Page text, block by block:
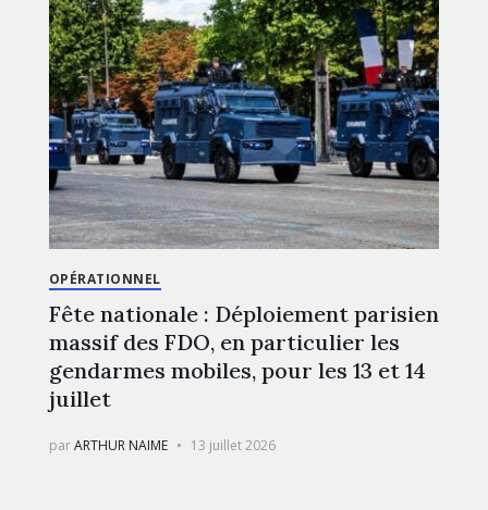
OPÉRATIONNEL
Fête nationale : Déploiement parisien
massif des FDO, en particulier les
gendarmes mobiles, pour les 13 et 14
juillet
parARTHUR NAIME 13 juillet 2026